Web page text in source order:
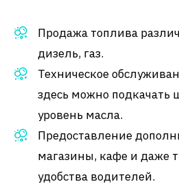
Продажа топлива
дизель, газ.
Техническое
здесь можно
уровень масла.
Предоставление
магазины, кафе и даже
удобства водителей.